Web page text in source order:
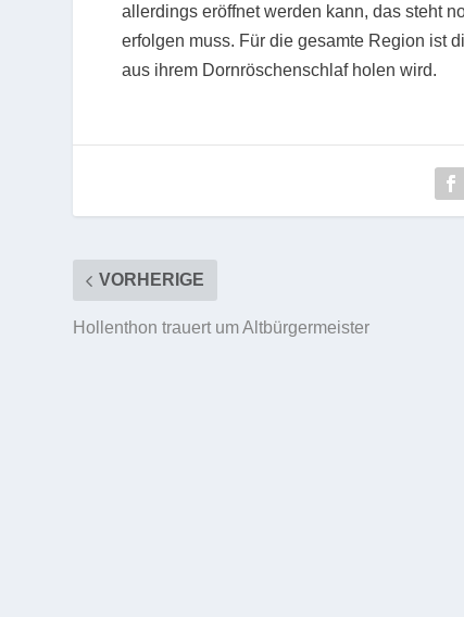
allerdings eröffnet werden kann, das steht
erfolgen muss. Für die gesamte Region ist
aus ihrem Dornröschenschlaf holen wird.
VORHERIGE
Hollenthon trauert um Altbürgermeister